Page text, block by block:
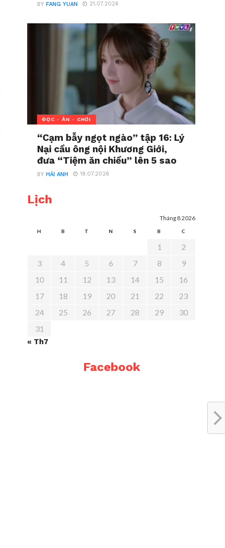
BYFANG YUAN 21.07.2026
ĐỌC - ĂN - CHƠI
“Cạm bẫy ngọt ngào” tập 16: Lý
Nại cầu ông nội Khương Giới,
đưa “Tiệm ăn chiều” lên 5 sao
BYHẢI ANH 18.07.2026
Lịch
Tháng 8 2026
H B T N S B C
1
2
3
4 5 6 7 8
9
10
11 12 13 14 15
16
17
18 19 20 21 22
23
24
25 26 27 28 29
30
31
« Th7
Facebook